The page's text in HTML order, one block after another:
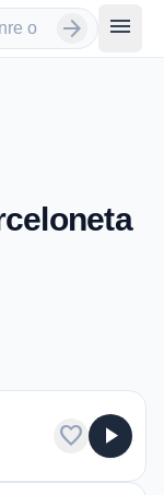
arrow_forward menu
favorite play_arrow